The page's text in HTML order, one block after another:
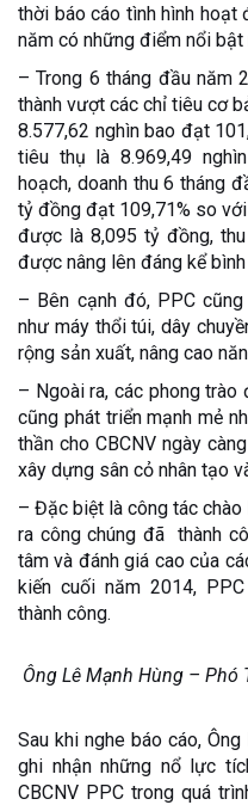
thời báo cáo tình hình hoạt
năm có những điểm nổi bật
– Trong 6 tháng đầu năm
thành vượt các chỉ tiêu cơ
8.577,62 nghìn bao đạt
tiêu thụ là 8.969,49
hoạch, doanh thu 6 tháng
tỷ đồng đạt 109,71% so
được là 8,095 tỷ đồng,
được nâng lên đáng kể
– Bên cạnh đó, PPC
như máy thổi túi, dây
rộng sản xuất, nâng cao
– Ngoài ra, các phong trào
cũng phát triển mạnh mẻ
thần cho CBCNV ngày
xây dựng sân cỏ nhân tạo
– Đặc biệt là công tác chào
ra công chúng đã thành
tâm và đánh giá cao của
kiến cuối năm 2014,
thành công.
Ông Lê Mạnh Hùng – Phó
Sau khi nghe báo cáo,
ghi nhận những nổ lực
CBCNV PPC trong quá